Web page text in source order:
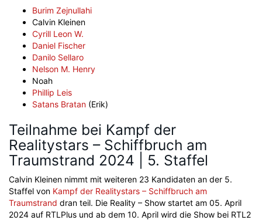
Burim Zejnullahi
Calvin Kleinen
Cyrill Leon W.
Daniel Fischer
Danilo Sellaro
Nelson M. Henry
Noah
Phillip Leis
Satans Bratan (Erik)
Teilnahme bei Kampf der
Realitystars – Schiffbruch am
Traumstrand 2024 | 5. Staffel
Calvin Kleinen nimmt mit weiteren 23 Kandidaten an der 5.
Staffel von Kampf der Realitystars – Schiffbruch am
Traumstrand dran teil. Die Reality – Show startet am 05. April
2024 auf RTLPlus und ab dem 10. April wird die Show bei RTL2